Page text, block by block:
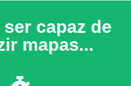
capaz de
mapas...